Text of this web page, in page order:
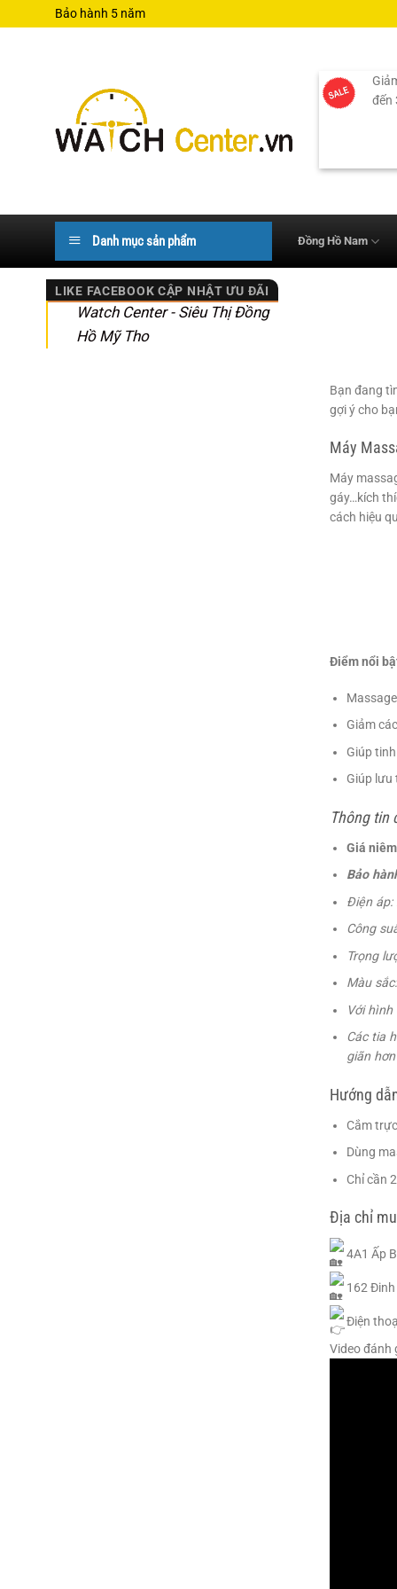
qua
Bảo hành 5 năm
đến
Danh mục sản phẩm Đồng Hồ Nam
LIKE FACEBOOK CẬP NHẬT ƯU ĐÃI
Watch Center - Siêu Thị Đồng
Hồ Mỹ Tho
Bạn đang
gợi ý cho
Máy
Máy
gáy…kích
cách hiệu
Điểm nổi
Giảm
Giúp
Giúp lưu
Thông tin
Giá
Bảo
Điện áp:
Công
Trọng
Màu
Với
Các tia
giãn
Hướng
Cắm
Dùng
Chỉ cần
Địa chỉ
4A1 Ấp
162
Điện
Video đánh